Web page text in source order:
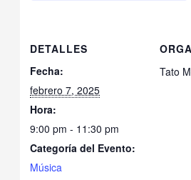
DETALLES
Fecha:
febrero 7, 2025
Hora:
9:00 pm - 11:30 pm
Categoría del Evento:
Música
Tato